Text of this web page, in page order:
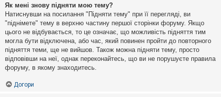
Як мені знову підняти мою тему?
Натиснувши на посилання "Підняти тему" при її перегляді, ви
"піднімете" тему в верхню частину першої сторінки форуму. Якщо
цього не відбувається, то це означає, що можливість підняття тим
могла бути відключена, або час, який повинен пройти до повторного
підняття теми, ще не вийшов. Також можна підняти тему, просто
відповівши на неї, однак переконайтесь, що ви не порушуєте правила
форуму, в якому знаходитесь.
Догори